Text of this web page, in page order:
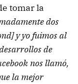
tomar la
dos
y yo fuimos al
de
nos llamó,
la mejor